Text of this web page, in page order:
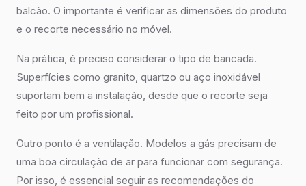
balcão. O importante é verificar as dimensões do produto
e o recorte necessário no móvel.
Na prática, é preciso considerar o tipo de bancada.
Superfícies como granito, quartzo ou aço inoxidável
suportam bem a instalação, desde que o recorte seja
feito por um profissional.
Outro ponto é a ventilação. Modelos a gás precisam de
uma boa circulação de ar para funcionar com segurança.
Por isso, é essencial seguir as recomendações do